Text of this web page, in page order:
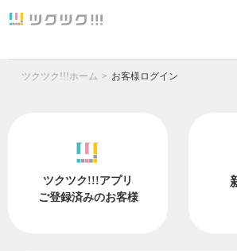
ツクツク!!!ホーム お客様ログイン
ツクツク!!!アプリ
ご登録済みのお客様